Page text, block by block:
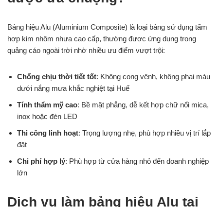
Bảng hiệu Alu (Aluminium Composite) là loại bảng sử dụng tấm
hợp kim nhôm nhựa cao cấp, thường được ứng dụng trong
quảng cáo ngoài trời nhờ nhiều ưu điểm vượt trội:
Chống chịu thời tiết tốt: Không cong vênh, không phai màu
dưới nắng mưa khắc nghiệt tại Huế
Tính thẩm mỹ cao: Bề mặt phẳng, dễ kết hợp chữ nổi mica,
inox hoặc đèn LED
Thi công linh hoạt: Trọng lượng nhẹ, phù hợp nhiều vị trí lắp
đặt
Chi phí hợp lý: Phù hợp từ cửa hàng nhỏ đến doanh nghiệp
lớn
Dịch vụ làm bảng hiệu Alu tại